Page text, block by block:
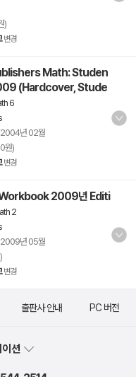
)
변경
Math: Studen
(Hardcover, Stude
6
2004년 02월
원)
변경
2009년 Editi
2
2009년 05월
변경
출판사 안내 PC 버전
션